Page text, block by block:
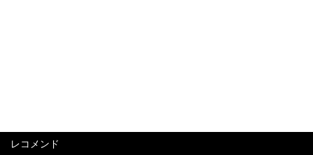
レコメンド